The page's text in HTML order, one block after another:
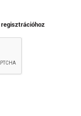
regisztrációhoz